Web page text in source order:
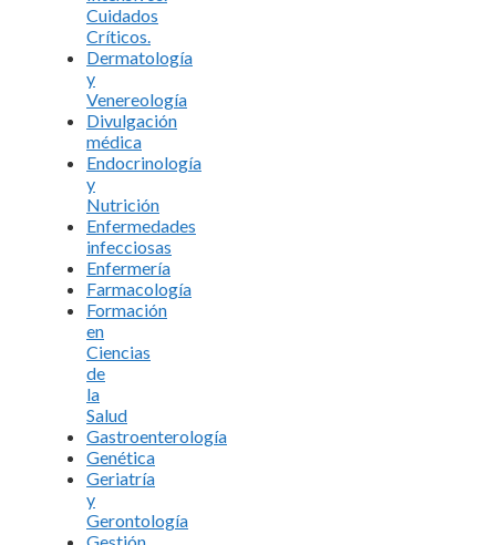
Cuidados
Críticos.
Dermatología
y
Venereología
Divulgación
médica
Endocrinología
y
Nutrición
Enfermedades
infecciosas
Enfermería
Farmacología
Formación
en
Ciencias
de
la
Salud
Gastroenterología
Genética
Geriatría
y
Gerontología
Gestión